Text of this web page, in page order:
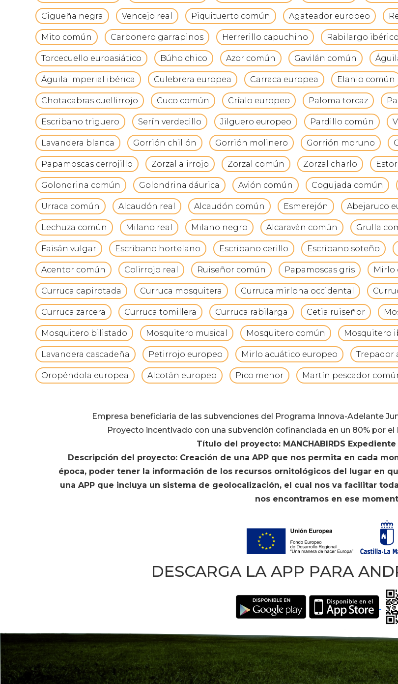
Cigüeña negra Vencejo real Piquituerto común Agateador europeo
Mito común Carbonero garrapinos Herrerillo capuchino Rabilargo ibérico
Torcecuello euroasiático Búho chico Azor común Gavilán común
Águila imperial ibérica Culebrera europea Carraca europea Elanio común
Chotacabras cuellirrojo Cuco común Críalo europeo Paloma torcaz
Escribano triguero Serín verdecillo Jilguero europeo Pardillo común
Lavandera blanca Gorrión chillón Gorrión molinero Gorrión moruno
Papamoscas cerrojillo Zorzal alirrojo Zorzal común Zorzal charlo
Golondrina común Golondrina dáurica Avión común Cogujada común
Urraca común Alcaudón real Alcaudón común Esmerejón Abejaruco
Lechuza común Milano real Milano negro Alcaraván común Grulla
Faisán vulgar Escribano hortelano Escribano cerillo Escribano soteño
Acentor común Colirrojo real Ruiseñor común Papamoscas gris Mirlo
Curruca capirotada Curruca mosquitera Curruca mirlona occidental
Curruca zarcera Curruca tomillera Curruca rabilarga Cetia ruiseñor
Mosquitero bilistado Mosquitero musical Mosquitero común Mosquitero
Lavandera cascadeña Petirrojo europeo Mirlo acuático europeo Trepador
Oropéndola europea Alcotán europeo Pico menor Martín pescador
Empresa beneficiaria de las subvenciones del Programa Innova-Adelante
Proyecto incentivado con una subvención cofinanciada en un 80% por
Título del proyecto: MANCHABIRDS Expediente
Descripción del proyecto: Creación de una APP que nos permita en cada
época, poder tener la información de los recursos ornitológicos del lugar en
una APP que incluya un sistema de geolocalización, el cual nos va facilitar
nos encontramos en ese
DESCARGA LA APP PARA